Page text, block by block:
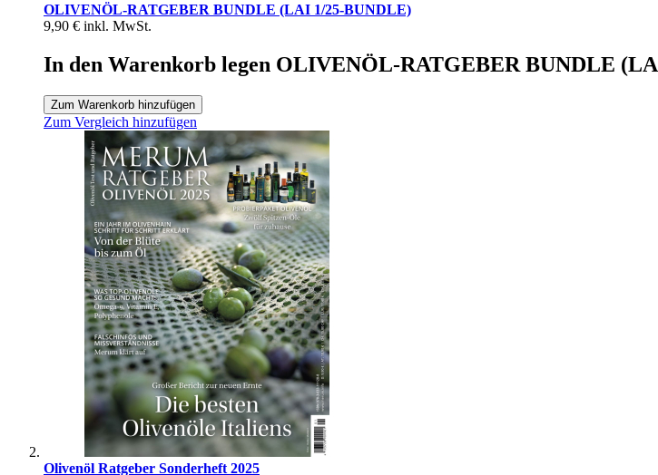
OLIVENÖL-RATGEBER BUNDLE (LAI 1/25-BUNDLE)
9,90 € inkl. MwSt.
In den Warenkorb legen OLIVENÖL-RATGEBER BUNDLE
Zum Warenkorb hinzufügen
Zum Vergleich hinzufügen
Olivenöl Ratgeber Sonderheft 2025